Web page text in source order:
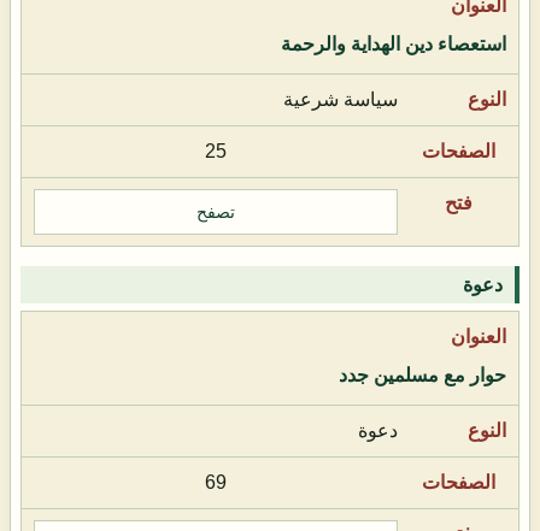
استعصاء دين الهداية والرحمة
سياسة شرعية
25
تصفح
دعوة
حوار مع مسلمين جدد
دعوة
69